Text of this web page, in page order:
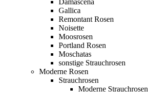
Damascena
Gallica
Remontant Rosen
Noisette
Moosrosen
Portland Rosen
Moschatas
sonstige Strauchrosen
Moderne Rosen
Strauchrosen
Moderne Strauchrosen